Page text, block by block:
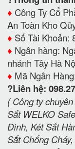
♦️ Công Ty Cổ
An Toàn Kho
♦️ Số Tài Khoản:
♦️ Ngân hàng:
nhánh Tây Hà
♦️ Mã Ngân
?Liên hệ:
( Công ty
Sắt WELKO
Đình, Két Sắt
Sắt Chống